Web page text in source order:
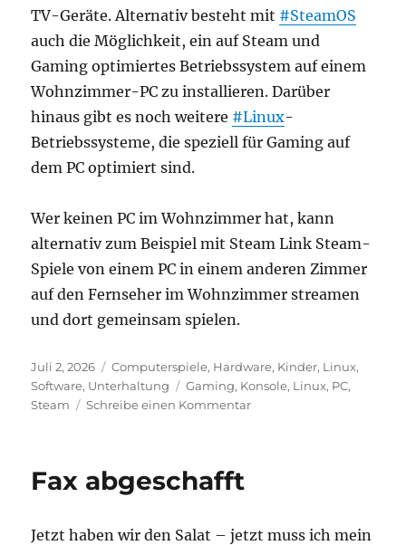
TV-Geräte. Alternativ besteht mit #SteamOS
auch die Möglichkeit, ein auf Steam und
Gaming optimiertes Betriebssystem auf einem
Wohnzimmer-PC zu installieren. Darüber
hinaus gibt es noch weitere #Linux-
Betriebssysteme, die speziell für Gaming auf
dem PC optimiert sind.
Wer keinen PC im Wohnzimmer hat, kann
alternativ zum Beispiel mit Steam Link Steam-
Spiele von einem PC in einem anderen Zimmer
auf den Fernseher im Wohnzimmer streamen
und dort gemeinsam spielen.
Veröffentlicht
am
Juli 2, 2026 Kategorien
Computerspiele, Hardware, Kinder, Linux,
Software, Unterhaltung Schlagwörter
Gaming, Konsole, Linux, PC,
Steam
Schreibe einen Kommentarzu
Wohnzimmer
Fax abgeschafft
Jetzt haben wir den Salat – jetzt muss ich mein